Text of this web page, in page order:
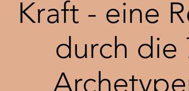
Kraft - eine
durch die